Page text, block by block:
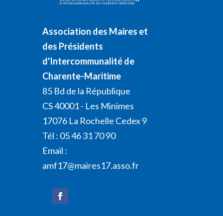
Association des Maires et
des Présidents
d'Intercommunalité de
Charente-Maritime
85 Bd de la République
CS 40001 - Les Minimes
17076 La Rochelle Cedex 9
Tél : 05 46 31 70 90
Email :
amf17@maires17.asso.fr